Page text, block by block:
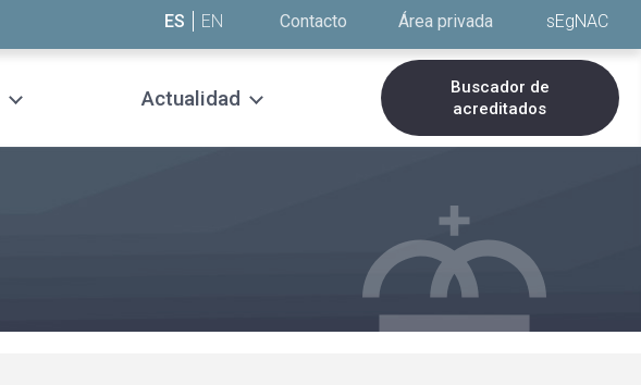
ES EN Contacto Área privada sEgNAC
Actualidad
Buscador de
acreditados